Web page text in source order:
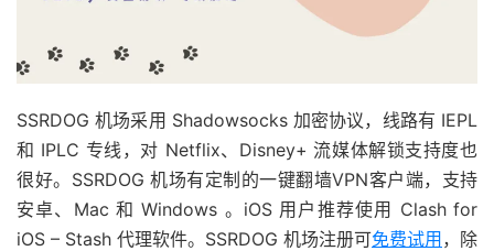
SSRDOG 机场采用 Shadowsocks 加密协议，线路有 IEPL
和 IPLC 专线，对 Netflix、Disney+ 流媒体解锁支持度也
很好。SSRDOG 机场有定制的一键翻墙VPN客户端，支持
安卓、Mac 和 Windows 。iOS 用户推荐使用 Clash for
iOS – Stash 代理软件。SSRDOG 机场注册可免费试用，除